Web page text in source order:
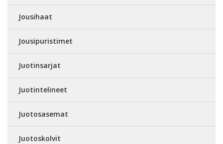
Jousihaat
Jousipuristimet
Juotinsarjat
Juotintelineet
Juotosasemat
Juotoskolvit